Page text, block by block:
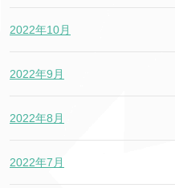
2022年10月
2022年9月
2022年8月
2022年7月